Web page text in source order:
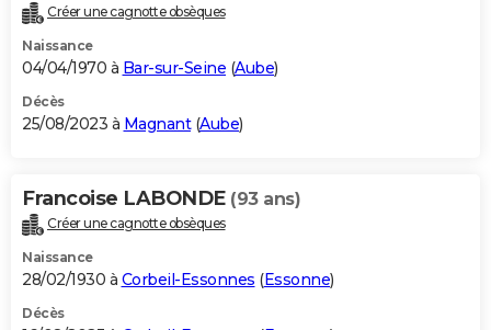
Créer une cagnotte obsèques
Naissance
04/04/1970 à Bar-sur-Seine (Aube)
Décès
25/08/2023 à Magnant(Aube)
Francoise LABONDE (93 ans)
Créer une cagnotte obsèques
Naissance
28/02/1930 à Corbeil-Essonnes (Essonne)
Décès